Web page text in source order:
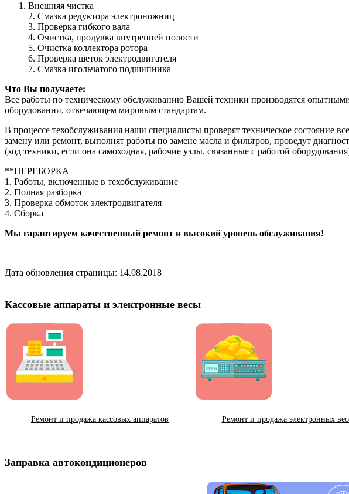
Внешняя чистка
2. Смазка редуктора электроножниц
3. Проверка гибкого вала
4. Очистка, продувка внутренней полости
5. Очистка коллектора ротора
6. Проверка щеток электродвигателя
7. Смазка игольчатого подшипника
Что Вы получаете:
Все работы по техническому обслуживанию Вашей техники производятся
оборудовании, отвечающем мировым стандартам.
В процессе техобслуживания наши специалисты проверят техническое состояние
замену или ремонт, выполнят работы по замене масла и фильтров, проведут
(ход техники, если она самоходная, рабочие узлы, связанные с работой
**ПЕРЕБОРКА
1. Работы, включенные в техобслуживание
2. Полная разборка
3. Проверка обмоток электродвигателя
4. Сборка
Мы гарантируем качественный ремонт и высокий уровень обслуживания!
Дата обновления страницы: 14.08.2018
Кассовые аппараты и электронные весы
Ремонт и продажа кассовых аппаратов Ремонт и продажа электронных
Заправка автокондиционеров